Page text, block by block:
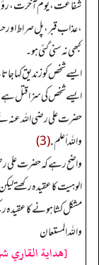
شفاعت، یوم آخرت،
، عذاب قبر، پل صراط
کبھی نہ سنی گئی ہو۔
ایسے شخص کو زندیق کہا
ایسے شخص کی سزا قتل
حضرت علی رضی اللہ عنہ نے
واللہ أعلم.(3)
واضح رہے کہ حضرت علی
الوہیت کا عقیدہ رکھتے
مشکل کشا ہونے کا عقیدہ
واللہ المستعان
[هداية القاري